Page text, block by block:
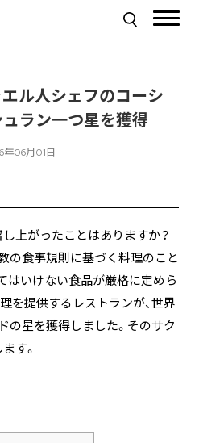
エル人シェフのコーシ
ラン一つ星を獲得
年06月01日
上がったことはありますか？
の食事規則に基づく料理のこと
はいけない食品が厳格に定めら
を提供するレストランが、世界
の星を獲得しました。そのサク
す。